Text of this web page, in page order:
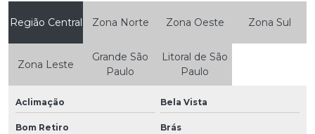
Região Central Zona Norte Zona Oeste Zona Sul
Zona Leste
Grande São
Paulo
Litoral de São
Paulo
Aclimação Bela Vista
Bom Retiro Brás